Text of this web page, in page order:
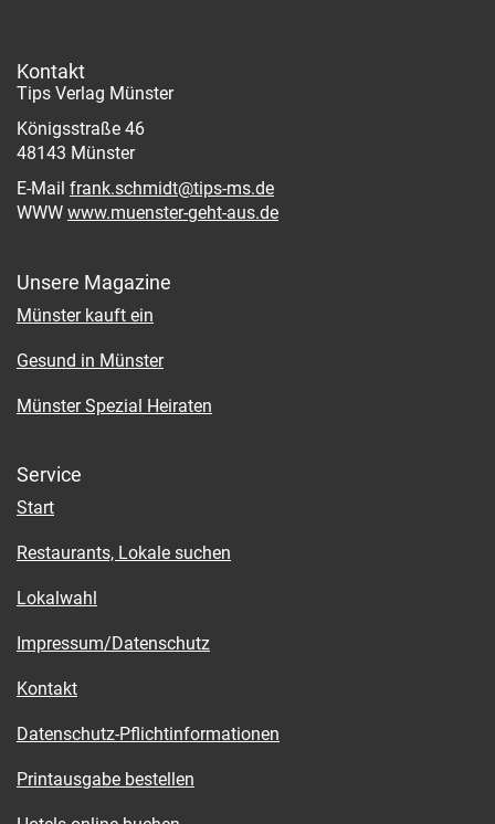
Kontakt
Tips Verlag Münster
Königsstraße 46
48143 Münster
E-Mail frank.schmidt@tips-ms.de
WWW www.muenster-geht-aus.de
Unsere Magazine
Münster kauft ein
Gesund in Münster
Münster Spezial Heiraten
Service
Start
Restaurants, Lokale suchen
Lokalwahl
Impressum/Datenschutz
Kontakt
Datenschutz-Pflichtinformationen
Printausgabe bestellen